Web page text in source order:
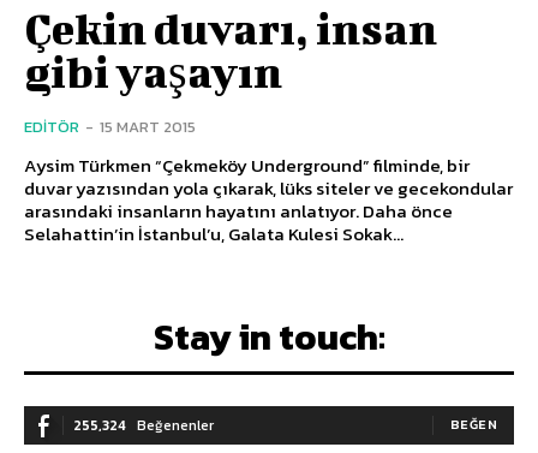
Çekin duvarı, insan
gibi yaşayın
EDITÖR - 15 MART 2015
Aysim Türkmen “Çekmeköy Underground” filminde, bir
duvar yazısından yola çıkarak, lüks siteler ve gecekondular
arasındaki insanların hayatını anlatıyor. Daha önce
Selahattin’in İstanbul’u, Galata Kulesi Sokak...
Stay in touch:
255,324 Beğenenler BEĞEN